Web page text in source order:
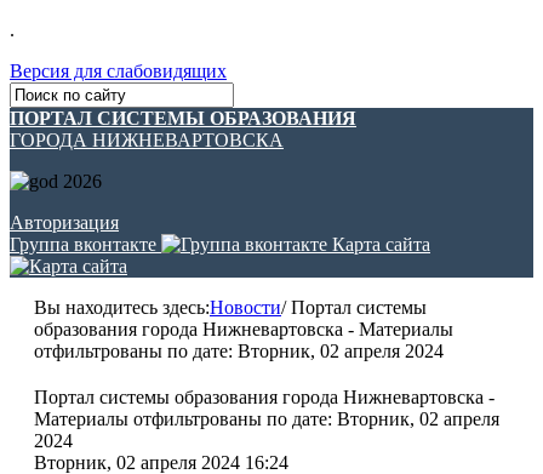
.
Версия для слабовидящих
ПОРТАЛ СИСТЕМЫ ОБРАЗОВАНИЯ
ГОРОДА НИЖНЕВАРТОВСКА
Авторизация
Группа вконтакте
Карта сайта
Вы находитесь здесь:Новости/Портал системы
образования города Нижневартовска - Материалы
отфильтрованы по дате: Вторник, 02 апреля 2024
Портал системы образования города Нижневартовска -
Материалы отфильтрованы по дате: Вторник, 02 апреля
2024
Вторник, 02 апреля 2024 16:24